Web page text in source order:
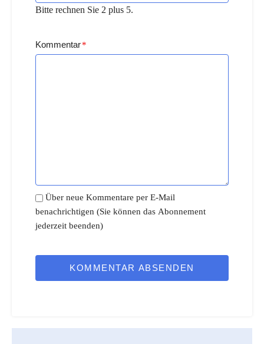
Bitte rechnen Sie 2 plus 5.
Kommentar*
Über neue Kommentare per E-Mail
benachrichtigen (Sie können das Abonnement
jederzeit beenden)
KOMMENTAR ABSENDEN